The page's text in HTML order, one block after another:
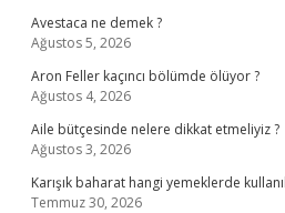
Avestaca ne demek ?
Ağustos 5, 2026
Aron Feller kaçıncı bölümde ölüyor ?
Ağustos 4, 2026
Aile bütçesinde nelere dikkat etmeliyiz ?
Ağustos 3, 2026
Karışık baharat hangi yemeklerde
Temmuz 30, 2026